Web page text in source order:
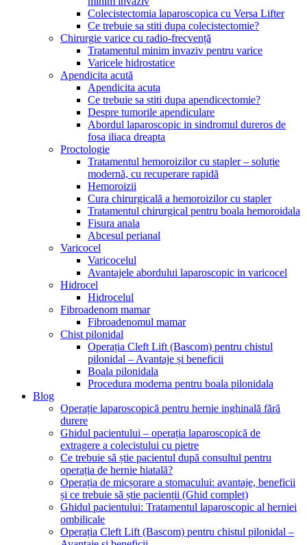
Colecistectomia laparoscopica cu Versa Lifter
Ce trebuie sa stiti dupa colecistectomie?
Chirurgie varice cu radio-frecvență
Tratamentul minim invaziv pentru varice
Varicele hidrostatice
Apendicita acută
Apendicita acuta
Ce trebuie sa stiti dupa apendicectomie?
Despre tumorile apendiculare
Abordul laparoscopic in sindromul dureros de
fosa iliaca dreapta
Proctologie
Tratamentul hemoroizilor cu stapler – soluție
modernă, cu recuperare rapidă
Hemoroizii
Cura chirurgicală a hemoroizilor cu stapler
Tratamentul chirurgical pentru boala hemoroidala
Fisura anala
Abcesul perianal
Varicocel
Varicocelul
Avantajele abordului laparoscopic in varicocel
Hidrocel
Hidrocelul
Fibroadenom mamar
Fibroadenomul mamar
Chist pilonidal
Operația Cleft Lift (Bascom) pentru chistul
pilonidal – Avantaje și beneficii
Boala pilonidala
Procedura moderna pentru boala pilonidala
Blog
Operație laparoscopică pentru hernie inghinală fără
durere
Ghidul pacientului – operația laparoscopică de
extragere a colecistului cu pietre
Ce trebuie să știe pacientul după consultul pentru
operația de hernie hiatală?
Operația de micșorare a stomacului: avantaje, beneficii
și ce trebuie să știe pacienții (Ghid complet)
Ghidul pacientului: Tratamentul laparoscopic al herniei
ombilicale
Operația Cleft Lift (Bascom) pentru chistul pilonidal –